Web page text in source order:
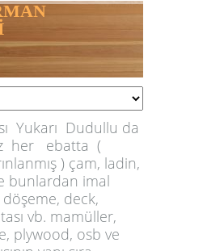
Yukarı Dudullu da
her ebatta (
) çam, ladin,
bunlardan imal
deck,
vb. mamüller,
plywood, osb ve